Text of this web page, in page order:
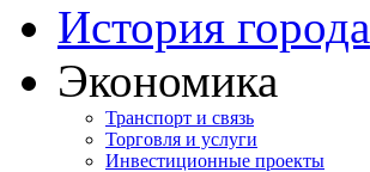
История города
Экономика
Транспорт и связь
Торговля и услуги
Инвестиционные проекты